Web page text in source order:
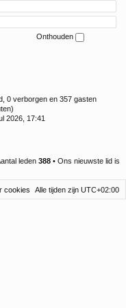
Onthouden
0 verborgen en 357 gasten
2026, 17:41
leden 388 • Ons nieuwste lid is
Alle tijden zijn UTC+02:00
cookies